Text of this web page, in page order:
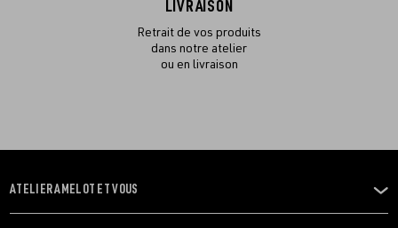
LIVRAISON
Retrait de vos produits
dans notre atelier
ou en livraison
OUVRIR
LE
ATELIER AMELOT ET VOUS